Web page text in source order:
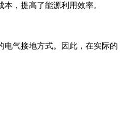
，提高了能源利用效率。
气接地方式。因此，在实际的